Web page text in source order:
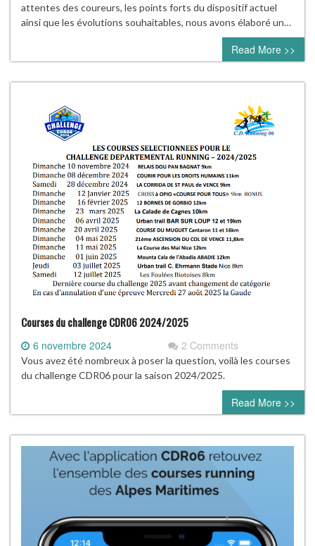
attentes des coureurs, les points forts du dispositif actuel
ainsi que les évolutions souhaitables, nous avons élaboré un…
Read More >>
Courses du challenge CDR06 2024/2025
6 novembre 2024 2 Comments
Vous avez été nombreux à poser la question, voilà les courses
du challenge CDR06 pour la saison 2024/2025.
Read More >>